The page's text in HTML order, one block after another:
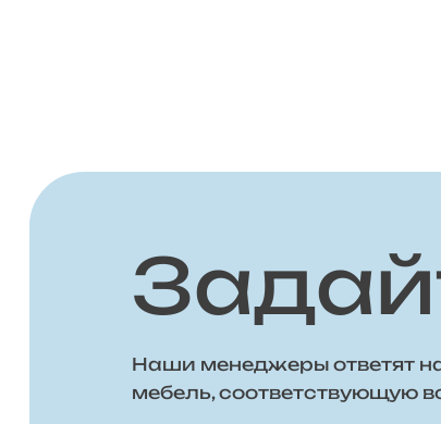
Наши менеджеры ответят
мебель, соответствующую